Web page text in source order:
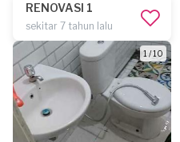
RENOVASI 1
sekitar 7 tahun lalu
1 / 10